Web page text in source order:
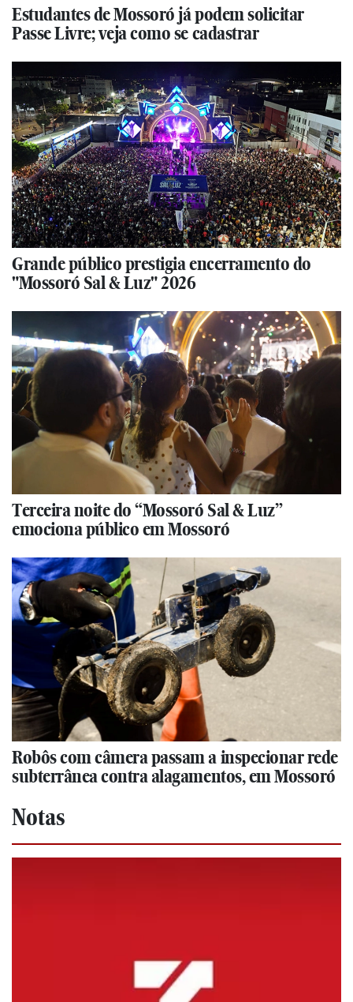
Estudantes de Mossoró já podem solicitar
Passe Livre; veja como se cadastrar
Grande público prestigia encerramento do
"Mossoró Sal & Luz" 2026
Terceira noite do “Mossoró Sal & Luz”
emociona público em Mossoró
Robôs com câmera passam a inspecionar rede
subterrânea contra alagamentos, em Mossoró
Notas